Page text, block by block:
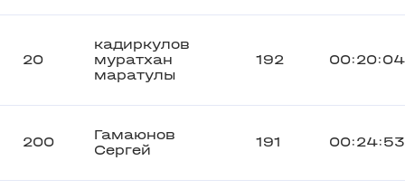
20
кадиркулов
муратхан
маратулы
192 00:20:04
200
Гамаюнов
Сергей
191 00:24:53